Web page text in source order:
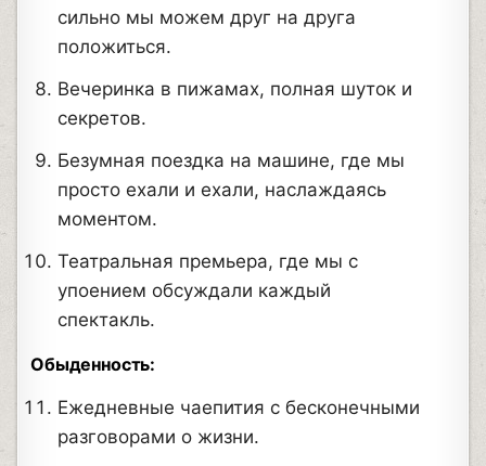
сильно мы можем друг на друга
положиться.
Вечеринка в пижамах, полная шуток и
секретов.
Безумная поездка на машине, где мы
просто ехали и ехали, наслаждаясь
моментом.
Театральная премьера, где мы с
упоением обсуждали каждый
спектакль.
Обыденность:
Ежедневные чаепития с бесконечными
разговорами о жизни.